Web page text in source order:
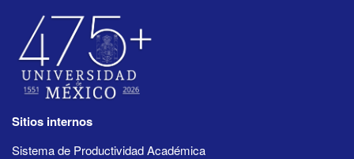
Sitios internos
Sistema de Productividad Académica